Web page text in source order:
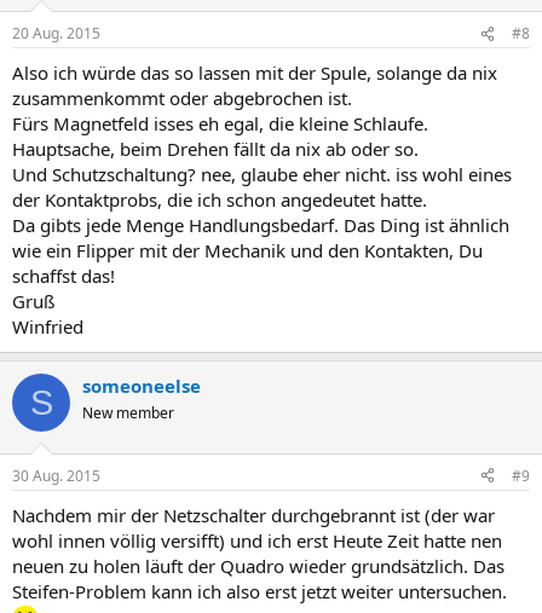
20 Aug. 2015 #8
Also ich würde das so lassen mit der Spule, solange da nix
zusammenkommt oder abgebrochen ist.
Fürs Magnetfeld isses eh egal, die kleine Schlaufe.
Hauptsache, beim Drehen fällt da nix ab oder so.
Und Schutzschaltung? nee, glaube eher nicht. iss wohl eines
der Kontaktprobs, die ich schon angedeutet hatte.
Da gibts jede Menge Handlungsbedarf. Das Ding ist ähnlich
wie ein Flipper mit der Mechanik und den Kontakten, Du
schaffst das!
Gruß
Winfried
S someoneelse
New member
30 Aug. 2015 #9
Nachdem mir der Netzschalter durchgebrannt ist (der war
wohl innen völlig versifft) und ich erst Heute Zeit hatte nen
neuen zu holen läuft der Quadro wieder grundsätzlich. Das
Steifen-Problem kann ich also erst jetzt weiter untersuchen.